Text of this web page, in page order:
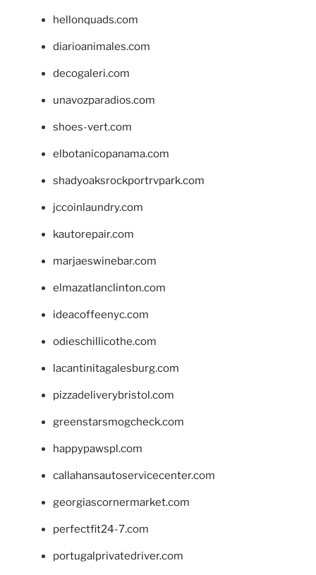
hellonquads.com
diarioanimales.com
decogaleri.com
unavozparadios.com
shoes-vert.com
elbotanicopanama.com
shadyoaksrockportrvpark.com
jccoinlaundry.com
kautorepair.com
marjaeswinebar.com
elmazatlanclinton.com
ideacoffeenyc.com
odieschillicothe.com
lacantinitagalesburg.com
pizzadeliverybristol.com
greenstarsmogcheck.com
happypawspl.com
callahansautoservicecenter.com
georgiascornermarket.com
perfectfit24-7.com
portugalprivatedriver.com